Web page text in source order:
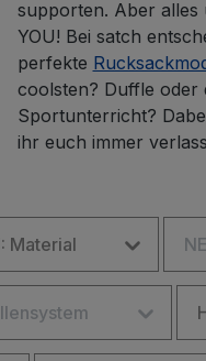
supporten. Aber alles
YOU! Bei satch
perfekte
coolsten? Duffle oder
Sportunterricht?
ihr euch immer
Material